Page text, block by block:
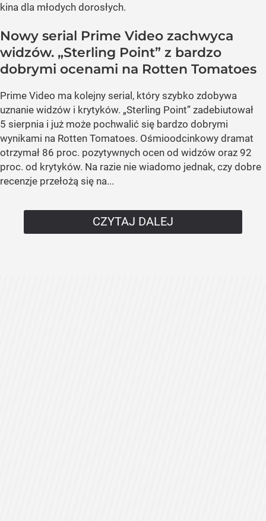
kina dla młodych dorosłych.
Nowy serial Prime Video zachwyca
widzów. „Sterling Point” z bardzo
dobrymi ocenami na Rotten Tomatoes
Prime Video ma kolejny serial, który szybko zdobywa
uznanie widzów i krytyków. „Sterling Point” zadebiutował
5 sierpnia i już może pochwalić się bardzo dobrymi
wynikami na Rotten Tomatoes. Ośmioodcinkowy dramat
otrzymał 86 proc. pozytywnych ocen od widzów oraz 92
proc. od krytyków. Na razie nie wiadomo jednak, czy dobre
recenzje przełożą się na...
CZYTAJ DALEJ